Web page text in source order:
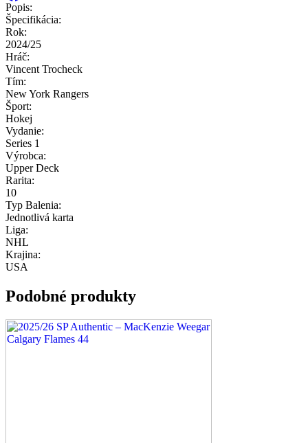
Popis:
Špecifikácia:
Rok:
2024/25
Hráč:
Vincent Trocheck
Tím:
New York Rangers
Šport:
Hokej
Vydanie:
Series 1
Výrobca:
Upper Deck
Rarita:
10
Typ Balenia:
Jednotlivá karta
Liga:
NHL
Krajina:
USA
Podobné produkty